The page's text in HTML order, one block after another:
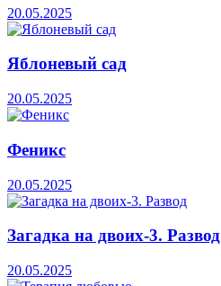
20.05.2025
Яблоневый сад
20.05.2025
Феникс
20.05.2025
Загадка на двоих-3. Развод
20.05.2025